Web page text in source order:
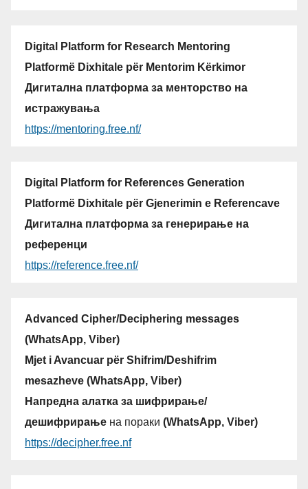
Digital Platform for Research Mentoring
Platformë Dixhitale për Mentorim Kërkimor
Дигитална платформа за менторство на
истражувања
https://mentoring.free.nf/
Digital Platform for References Generation
Platformë Dixhitale për Gjenerimin e Referencave
Дигитална платформа за генерирање на
референци
https://reference.free.nf/
Advanced Cipher/Deciphering messages
(WhatsApp, Viber)
Mjet i Avancuar për Shifrim/Deshifrim
mesazheve (WhatsApp, Viber)
Напредна алатка за шифрирање/
дешифрирање на пораки (WhatsApp, Viber)
https://decipher.free.nf